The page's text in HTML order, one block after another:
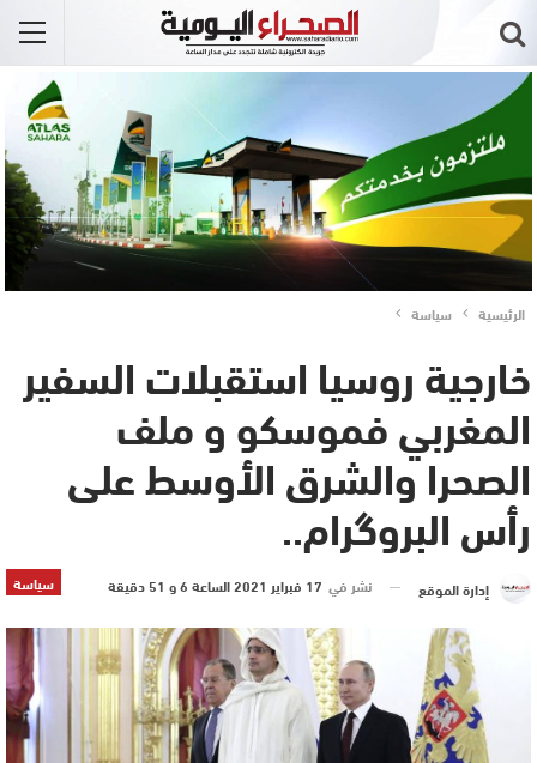
الرئيسية سياسة
خارجية روسيا استقبلات السفير
المغربي فموسكو و ملف
الصحرا والشرق الأوسط على
رأس البروگرام..
سياسة إدارة الموقع نشر في 17 فبراير 2021 الساعة 6 و 51 دقيقة